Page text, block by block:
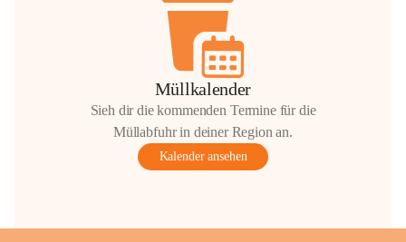
Müllkalender
Sieh dir die kommenden Termine für die
Müllabfuhr in deiner Region an.
Kalender ansehen